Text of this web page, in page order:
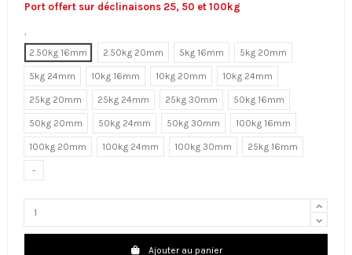
(2 avis)
Port offert sur déclinaisons 25, 50 et 100kg
.
2.50kg 16mm
2.50kg 20mm 5kg 16mm 5kg 20mm
5kg 24mm 10kg 16mm 10kg 20mm 10kg 24mm
25kg 20mm 25kg 24mm 25kg 30mm 50kg 16mm
50kg 20mm 50kg 24mm 50kg 30mm 100kg 16mm
100kg 20mm 100kg 24mm 100kg 30mm 25kg 16mm
-
Ajouter au panier